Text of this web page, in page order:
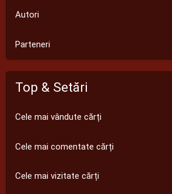
Autori
Parteneri
Top & Setări
Cele mai vândute cărți
Cele mai comentate cărți
Cele mai vizitate cărți